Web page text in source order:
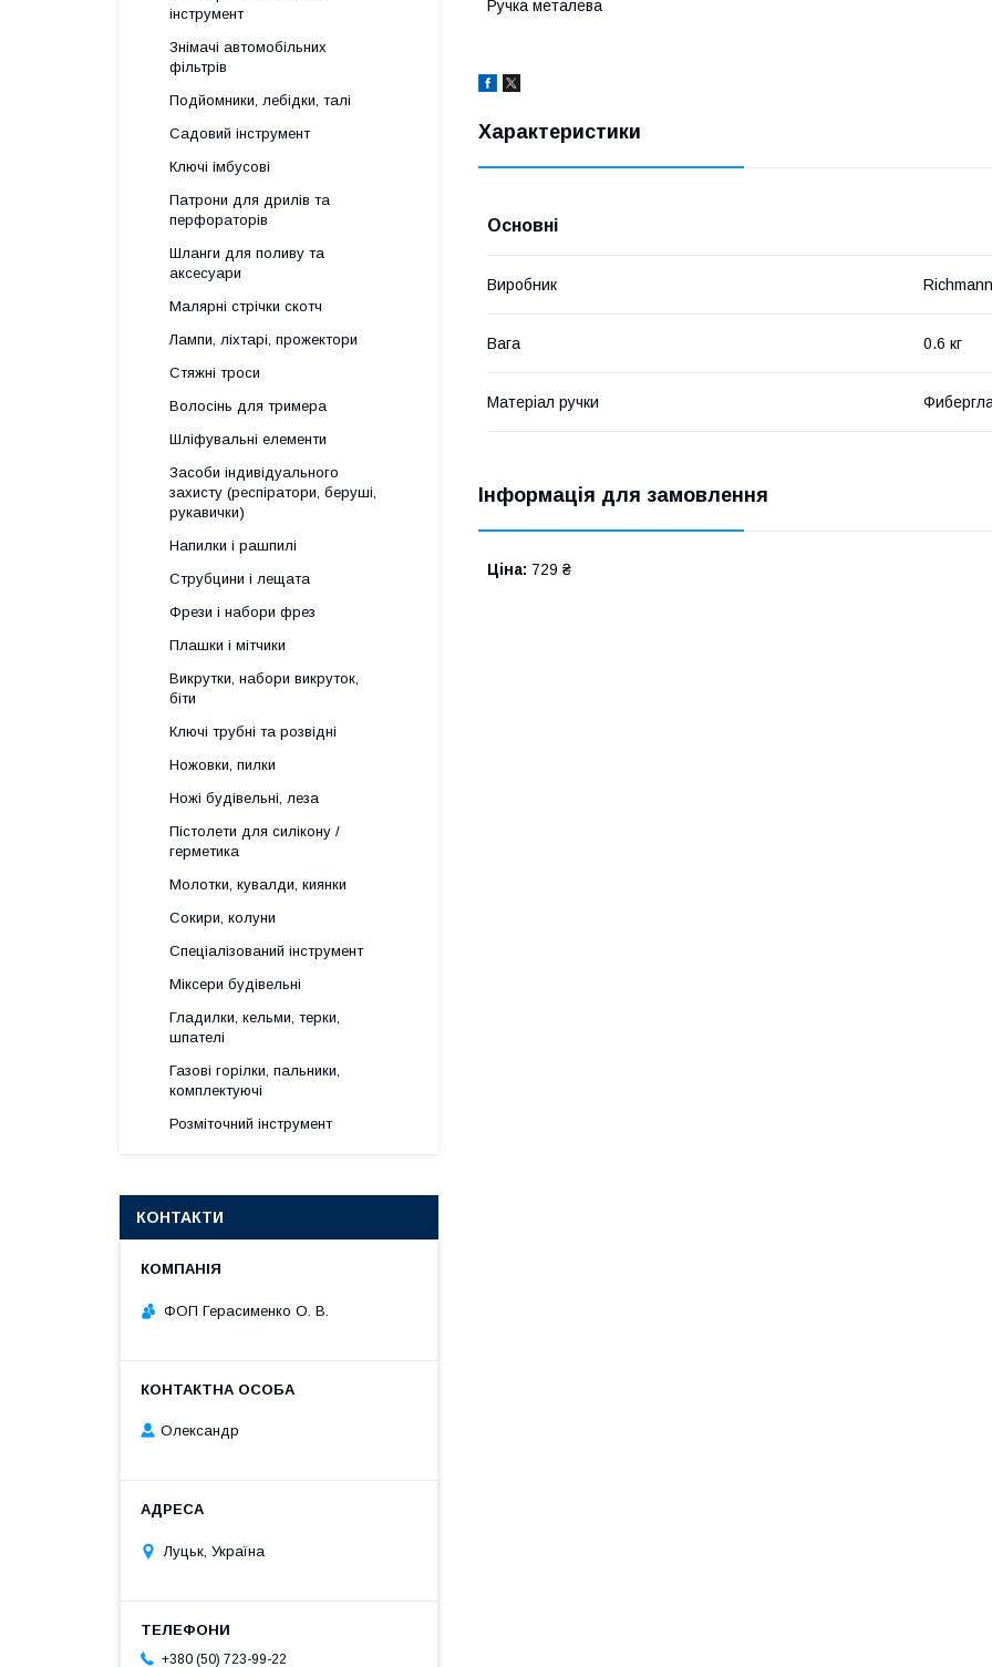
Ручка металева
Характеристики
Основні
Виробник Richmann
Вага 0.6 кг
Матеріал ручки
Інформація для замовлення
Ціна: 729 ₴
інструмент
Знімачі автомобільних
фільтрів
Подйомники, лебідки, талі
Садовий інструмент
Ключі імбусові
Патрони для дрилів та
перфораторів
Шланги для поливу та
аксесуари
Малярні стрічки скотч
Лампи, ліхтарі, прожектори
Стяжні троси
Волосінь для тримера
Шліфувальні елементи
Засоби індивідуального
захисту (респіратори, беруші,
рукавички)
Напилки і рашпилі
Струбцини і лещата
Фрези і набори фрез
Плашки і мітчики
Викрутки, набори викруток,
біти
Ключі трубні та розвідні
Ножовки, пилки
Ножі будівельні, леза
Пістолети для силікону /
герметика
Молотки, кувалди, киянки
Сокири, колуни
Спеціалізований інструмент
Міксери будівельні
Гладилки, кельми, терки,
шпателі
Газові горілки, пальники,
комплектуючі
Розміточний інструмент
КОНТАКТИ
ФОП Герасименко О. В.
Олександр
Луцьк, Україна
+380 (50) 723-99-22